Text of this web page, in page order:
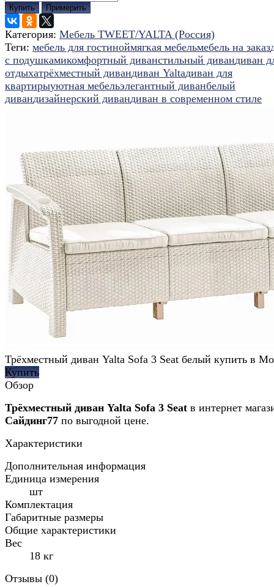
Купить Примерить
Категория: Мебель TWEET/YALTA (Россия)
Теги: мебель для гостиноймягкая мебельмебель на заказ
с подушкамикомфортный диванстильный дивандиван
отдыхатрёхместный дивандиван Yaltaдиван для
квартирыуютная мебельэлегантный диванбелый
дивандизайнерский дивандиван в современном стиле
Трёхместный диван Yalta Sofa 3 Seat белый купить в
Купить
Обзор
Трёхместный диван Yalta Sofa 3 Seat в интернет
Сайдинг77 по выгодной цене.
Характеристики
Дополнительная информация
Единица измерения
шт
Комплектация
Габаритные размеры
Общие характеристики
Вес
18 кг
Отзывы (0)